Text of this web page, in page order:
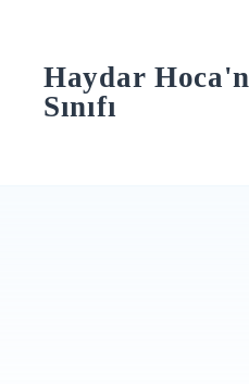
contentHaydar
Sınıfı